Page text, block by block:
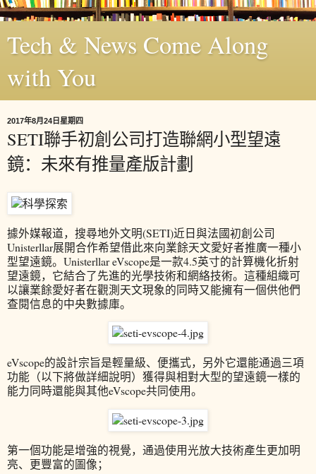
Tech & News Come Along
with You
2017年8月24日星期四
SETI聯手初創公司打造聯網小型望遠
鏡：未來有推量產版計劃
據外媒報道，搜尋地外文明(SETI)近日與法國初創公司
Unisterllar展開合作希望借此來向業餘天文愛好者推廣一種小
型望遠鏡。Unisterllar eVscope是一款4.5英寸的計算機化折射
望遠鏡，它結合了先進的光學技術和網絡技術。這種組織可
以讓業餘愛好者在觀測天文現象的同時又能擁有一個供他們
查閱信息的中央數據庫。
eVscope的設計宗旨是輕量級、便攜式，另外它還能通過三項
功能（以下將做詳細說明）獲得與相對大型的望遠鏡一樣的
能力同時還能與其他eVscope共同使用。
第一個功能是增強的視覺，通過使用光放大技術產生更加明
亮、更豐富的圖像；